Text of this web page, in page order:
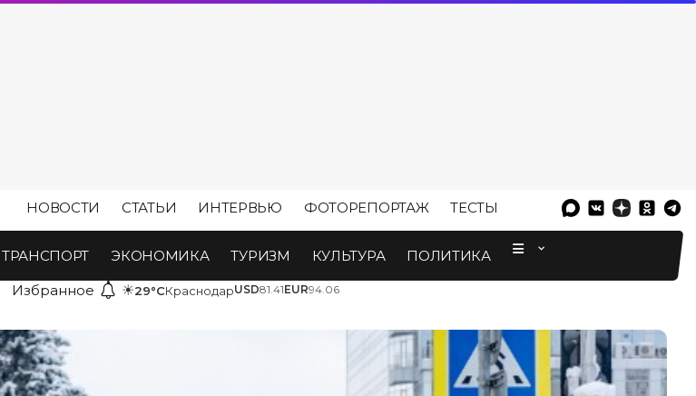
НОВОСТИ СТАТЬИ ИНТЕРВЬЮ ФОТОРЕПОРТАЖ ТЕСТЫ
ТРАНСПОРТ ЭКОНОМИКА ТУРИЗМ КУЛЬТУРА ПОЛИТИКА
Избранное ☀29°CКраснодарUSD81.41EUR94.06